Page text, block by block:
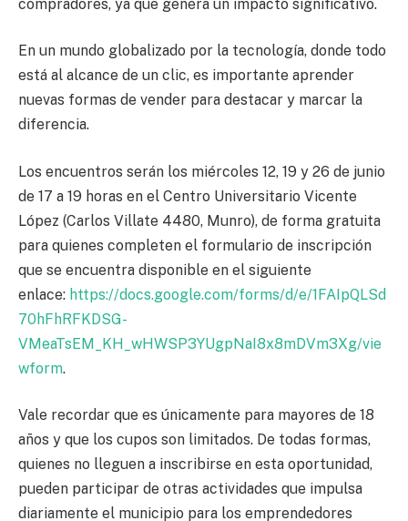
compradores, ya que genera un impacto significativo.
En un mundo globalizado por la tecnología, donde todo
está al alcance de un clic, es importante aprender
nuevas formas de vender para destacar y marcar la
diferencia.
Los encuentros serán los miércoles 12, 19 y 26 de junio
de 17 a 19 horas en el Centro Universitario Vicente
López (Carlos Villate 4480, Munro), de forma gratuita
para quienes completen el formulario de inscripción
que se encuentra disponible en el siguiente
enlace: https://docs.google.com/forms/d/e/1FAIpQLSd
70hFhRFKDSG-
VMeaTsEM_KH_wHWSP3YUgpNaI8x8mDVm3Xg/vie
wform.
Vale recordar que es únicamente para mayores de 18
años y que los cupos son limitados. De todas formas,
quienes no lleguen a inscribirse en esta oportunidad,
pueden participar de otras actividades que impulsa
diariamente el municipio para los emprendedores